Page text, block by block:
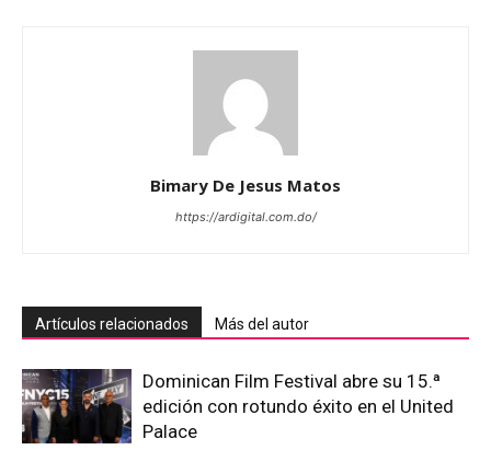
Bimary De Jesus Matos
https://ardigital.com.do/
Artículos relacionados Más del autor
Dominican Film Festival abre su 15.ª
edición con rotundo éxito en el United
Palace